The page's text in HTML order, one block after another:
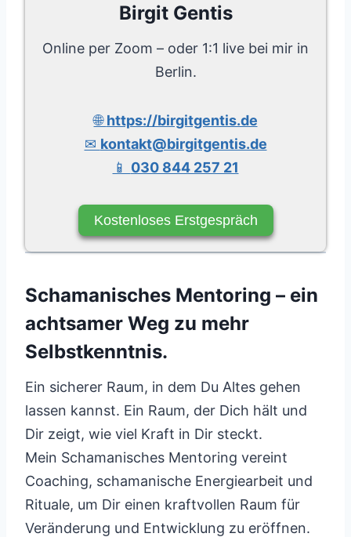
Birgit Gentis
Online per Zoom – oder 1:1 live bei mir in
Berlin.
🌐https://birgitgentis.de
✉ kontakt@birgitgentis.de
📱 030 844 257 21
Kostenloses Erstgespräch
Schamanisches Mentoring – ein
achtsamer Weg zu mehr
Selbstkenntnis.
Ein sicherer Raum, in dem Du Altes gehen
lassen kannst. Ein Raum, der Dich hält und
Dir zeigt, wie viel Kraft in Dir steckt.
Mein Schamanisches Mentoring vereint
Coaching, schamanische Energiearbeit und
Rituale, um Dir einen kraftvollen Raum für
Veränderung und Entwicklung zu eröffnen.